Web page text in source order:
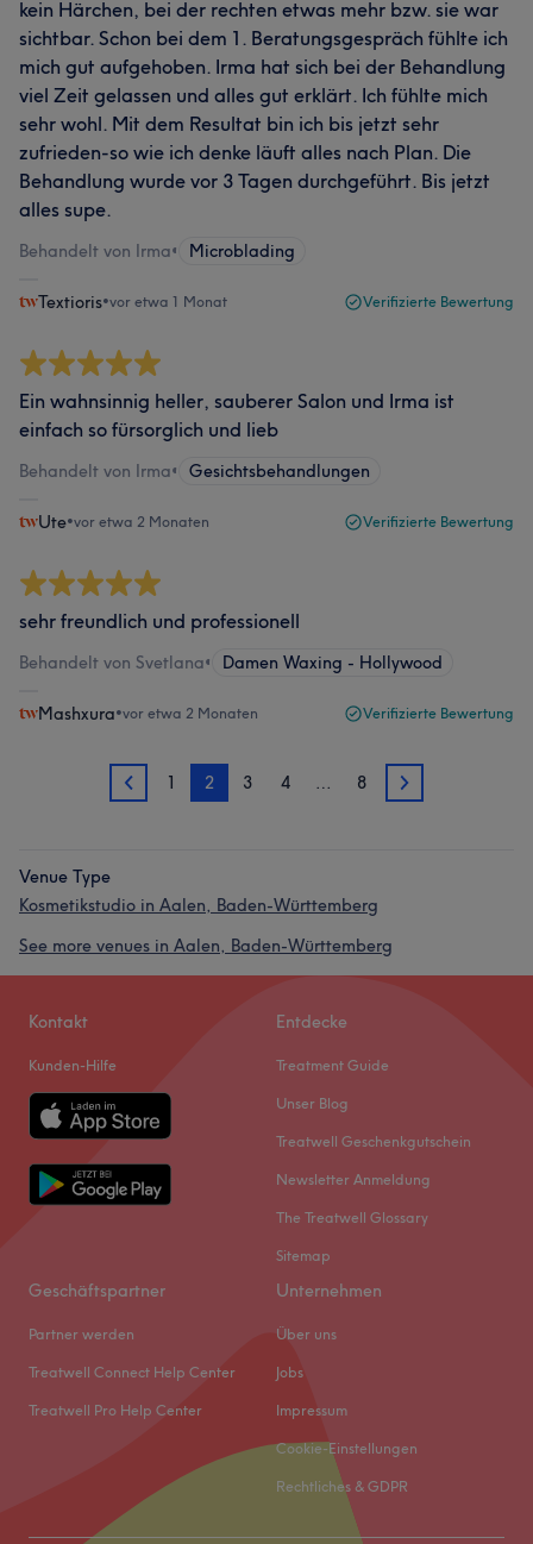
kein Härchen, bei der rechten etwas mehr bzw. sie war
sichtbar. Schon bei dem 1. Beratungsgespräch fühlte ich
mich gut aufgehoben. Irma hat sich bei der Behandlung
viel Zeit gelassen und alles gut erklärt. Ich fühlte mich
sehr wohl. Mit dem Resultat bin ich bis jetzt sehr
zufrieden-so wie ich denke läuft alles nach Plan. Die
Behandlung wurde vor 3 Tagen durchgeführt. Bis jetzt
alles supe.
Behandelt von Irma• Microblading
Textioris•vor etwa 1 Monat Verifizierte Bewertung
Ein wahnsinnig heller, sauberer Salon und Irma ist
einfach so fürsorglich und lieb
Behandelt von Irma• Gesichtsbehandlungen
Ute•vor etwa 2 Monaten Verifizierte Bewertung
sehr freundlich und professionell
Behandelt von Svetlana• Damen Waxing - Hollywood
Mashxura•vor etwa 2 Monaten Verifizierte Bewertung
1 1 2 3 4 … 8 3
Venue Type
Kosmetikstudio in Aalen, Baden-Württemberg
See more venues in Aalen, Baden-Württemberg
Kontakt
Kunden-Hilfe
Entdecke
Treatment Guide
Unser Blog
Treatwell Geschenkgutschein
Newsletter Anmeldung
The Treatwell Glossary
Sitemap
Geschäftspartner
Partner werden
Treatwell Connect Help Center
Treatwell Pro Help Center
Unternehmen
Über uns
Jobs
Impressum
Cookie-Einstellungen
Rechtliches & GDPR